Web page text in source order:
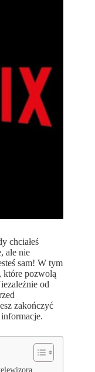
chciałeś
ale nie
sam! W tym
które pozwolą
od
zakończyć